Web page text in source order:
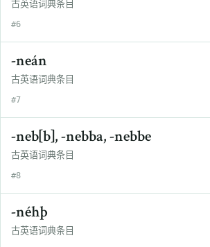
古英语词典条目
#6
-neán
古英语词典条目
#7
-neb[b], -nebba, -nebbe
古英语词典条目
#8
-néhþ
古英语词典条目